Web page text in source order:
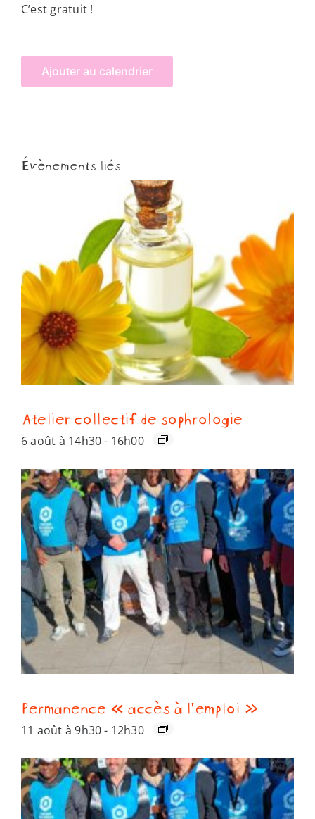
C’est gratuit !
Ajouter au calendrier
Évènements liés
Atelier collectif de sophrologie
6 août à 14h30- 16h00
Permanence « accès à l’emploi »
11 août à 9h30- 12h30